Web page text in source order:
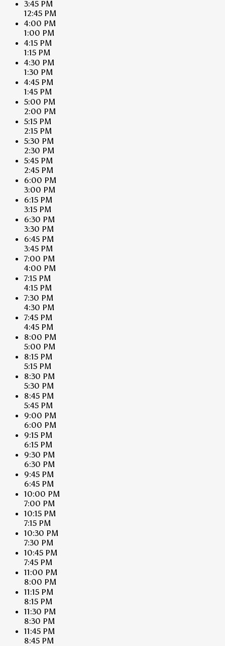
3:45 PM
12:45 PM
4:00 PM
1:00 PM
4:15 PM
1:15 PM
4:30 PM
1:30 PM
4:45 PM
1:45 PM
5:00 PM
2:00 PM
5:15 PM
2:15 PM
5:30 PM
2:30 PM
5:45 PM
2:45 PM
6:00 PM
3:00 PM
6:15 PM
3:15 PM
6:30 PM
3:30 PM
6:45 PM
3:45 PM
7:00 PM
4:00 PM
7:15 PM
4:15 PM
7:30 PM
4:30 PM
7:45 PM
4:45 PM
8:00 PM
5:00 PM
8:15 PM
5:15 PM
8:30 PM
5:30 PM
8:45 PM
5:45 PM
9:00 PM
6:00 PM
9:15 PM
6:15 PM
9:30 PM
6:30 PM
9:45 PM
6:45 PM
10:00 PM
7:00 PM
10:15 PM
7:15 PM
10:30 PM
7:30 PM
10:45 PM
7:45 PM
11:00 PM
8:00 PM
11:15 PM
8:15 PM
11:30 PM
8:30 PM
11:45 PM
8:45 PM